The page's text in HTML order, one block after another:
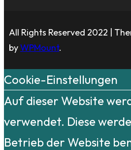
All Rights Reserved 2022 |
byWPMount.
Cookie-Einstellungen
Auf dieser Website
verwendet. Diese
Betrieb der Website